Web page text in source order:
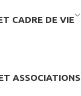
CADRE DE VIE
ASSOCIATIONS